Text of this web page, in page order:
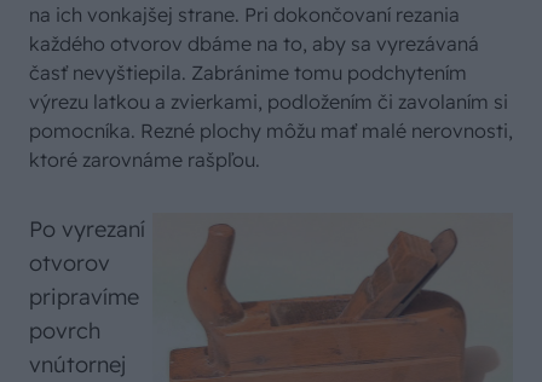
na ich vonkajšej strane. Pri dokončovaní rezania
každého otvorov dbáme na to, aby sa vyrezávaná
časť nevyštiepila. Zabránime tomu podchytením
výrezu latkou a zvierkami, podložením či zavolaním si
pomocníka. Rezné plochy môžu mať malé nerovnosti,
ktoré zarovnáme rašpľou.
Po vyrezaní
otvorov
pripravíme
povrch
vnútornej